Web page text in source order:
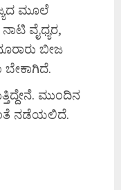
ಮೂಲೆ
ವೈಧ್ಯರ,
ಬೀಜ
ಮುಂದಿನ
ನಡೆಯಲಿದೆ.